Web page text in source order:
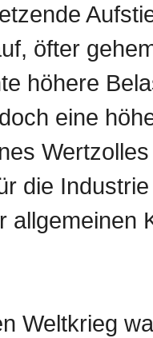
öfter
höhere
eine
die
allgemeinen
Weltkrieg